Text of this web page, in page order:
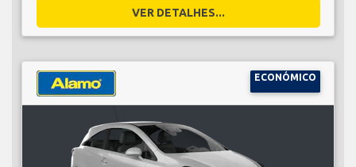
VER DETALHES...
ECONÓMICO